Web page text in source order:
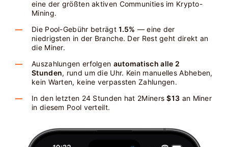
eine der größten aktiven Communities im Krypto-
Mining.
Die Pool-Gebühr beträgt1.5% — eine der
niedrigsten in der Branche. Der Rest geht direkt an
die Miner.
Auszahlungen erfolgen automatisch alle 2
Stunden, rund um die Uhr. Kein manuelles Abheben,
kein Warten, keine verpassten Zahlungen.
In den letzten 24 Stunden hat 2Miners$13 an Miner
in diesem Pool verteilt.